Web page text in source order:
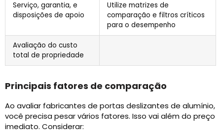
Serviço, garantia, e
disposições de apoio
Utilize matrizes de
comparação e filtros críticos
para o desempenho
Avaliação do custo
total de propriedade
Principais fatores de comparação
Ao avaliar fabricantes de portas deslizantes de alumínio,
você precisa pesar vários fatores. Isso vai além do preço
imediato. Considerar: